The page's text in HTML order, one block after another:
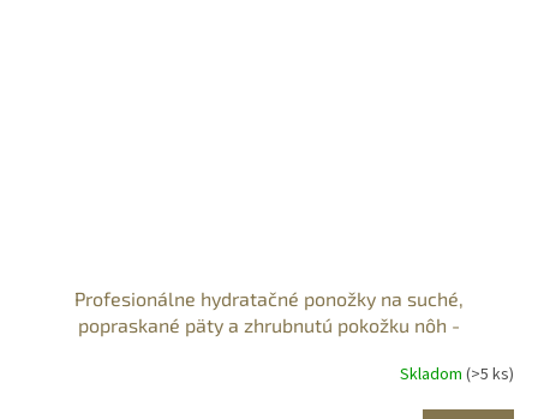
Profesionálne hydratačné ponožky na suché,
popraskané päty a zhrubnutú pokožku nôh -
Skladom (>5 ks)